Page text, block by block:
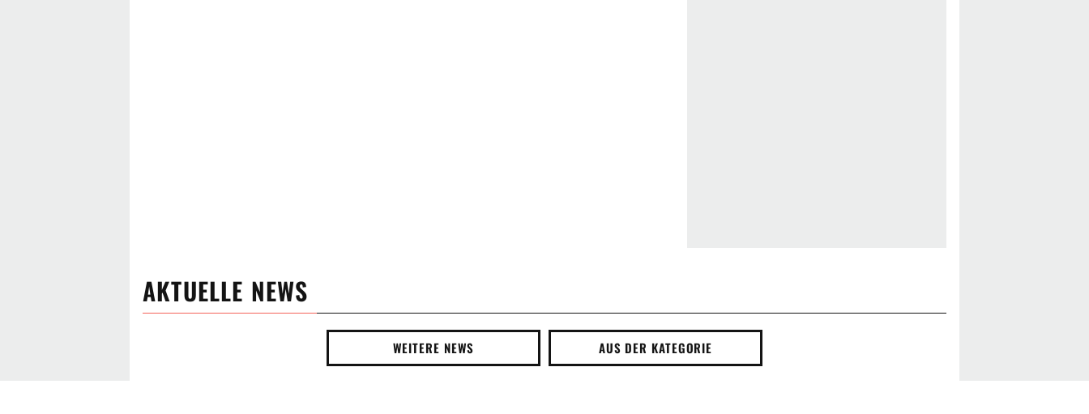
AKTUELLE NEWS
WEITERE NEWS AUS DER KATEGORIE